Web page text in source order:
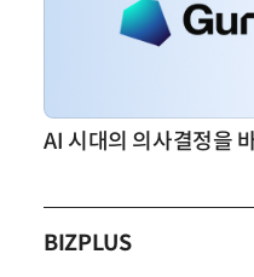
BIZPLUS